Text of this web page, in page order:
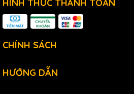
HÌNH THỨC THANH TOÁN
CHÍNH SÁCH
HƯỚNG DẪN